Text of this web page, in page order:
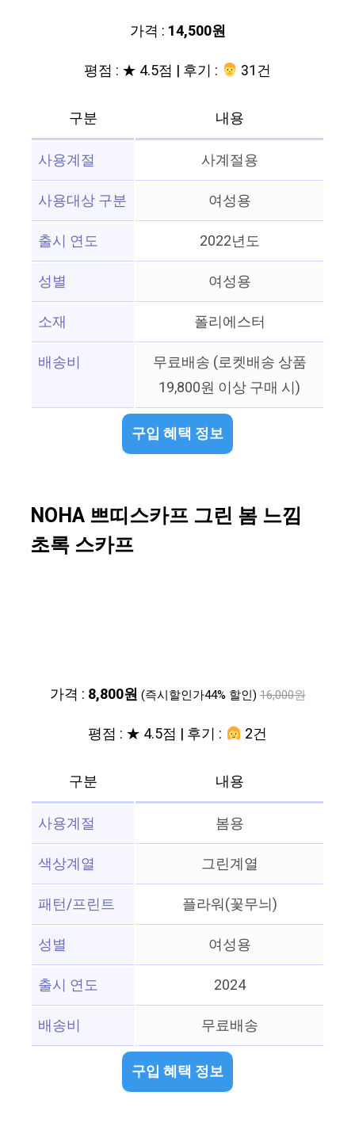
가격 : 14,500원
평점 : ★ 4.5점 | 후기 :
‍‍ 31건
구분
내용
사용계절
사계절용
사용대상 구분
여성용
출시 연도
2022년도
성별
여성용
소재
폴리에스터
배송비
무료배송 (로켓배송 상품
19,800원 이상 구매 시)
구입 혜택 정보
NOHA 쁘띠스카프 그린 봄 느낌
초록 스카프
가격 : 8,800원 (즉시할인가44% 할인) 16,000원
평점 : ★ 4.5점 | 후기 : 2건
구분
내용
사용계절
봄용
색상계열
그린계열
패턴/프린트
플라워(꽃무늬)
성별
여성용
출시 연도
2024
배송비
무료배송
구입 혜택 정보